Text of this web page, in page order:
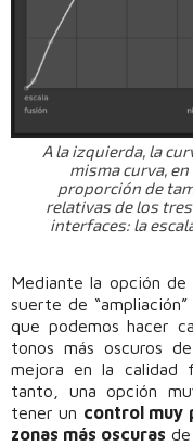
A la izquierda, la
misma curva,
proporción de
relativas de los
interfaces: la
Mediante la opción de
suerte de
que podemos hacer
tonos más oscuros
mejora en la calidad
tanto, una opción
tener un control muy
zonas más oscuras